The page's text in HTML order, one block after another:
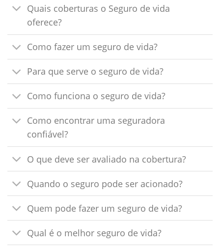
Quais coberturas o Seguro de vida
oferece?
Como fazer um seguro de vida?
Para que serve o seguro de vida?
Como funciona o seguro de vida?
Como encontrar uma seguradora
confiável?
O que deve ser avaliado na cobertura?
Quando o seguro pode ser acionado?
Quem pode fazer um seguro de vida?
Qual é o melhor seguro de vida?